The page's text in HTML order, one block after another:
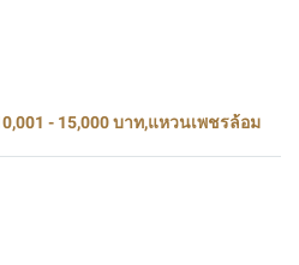
- 15,000 บาท,แหวนเพชรล้อม